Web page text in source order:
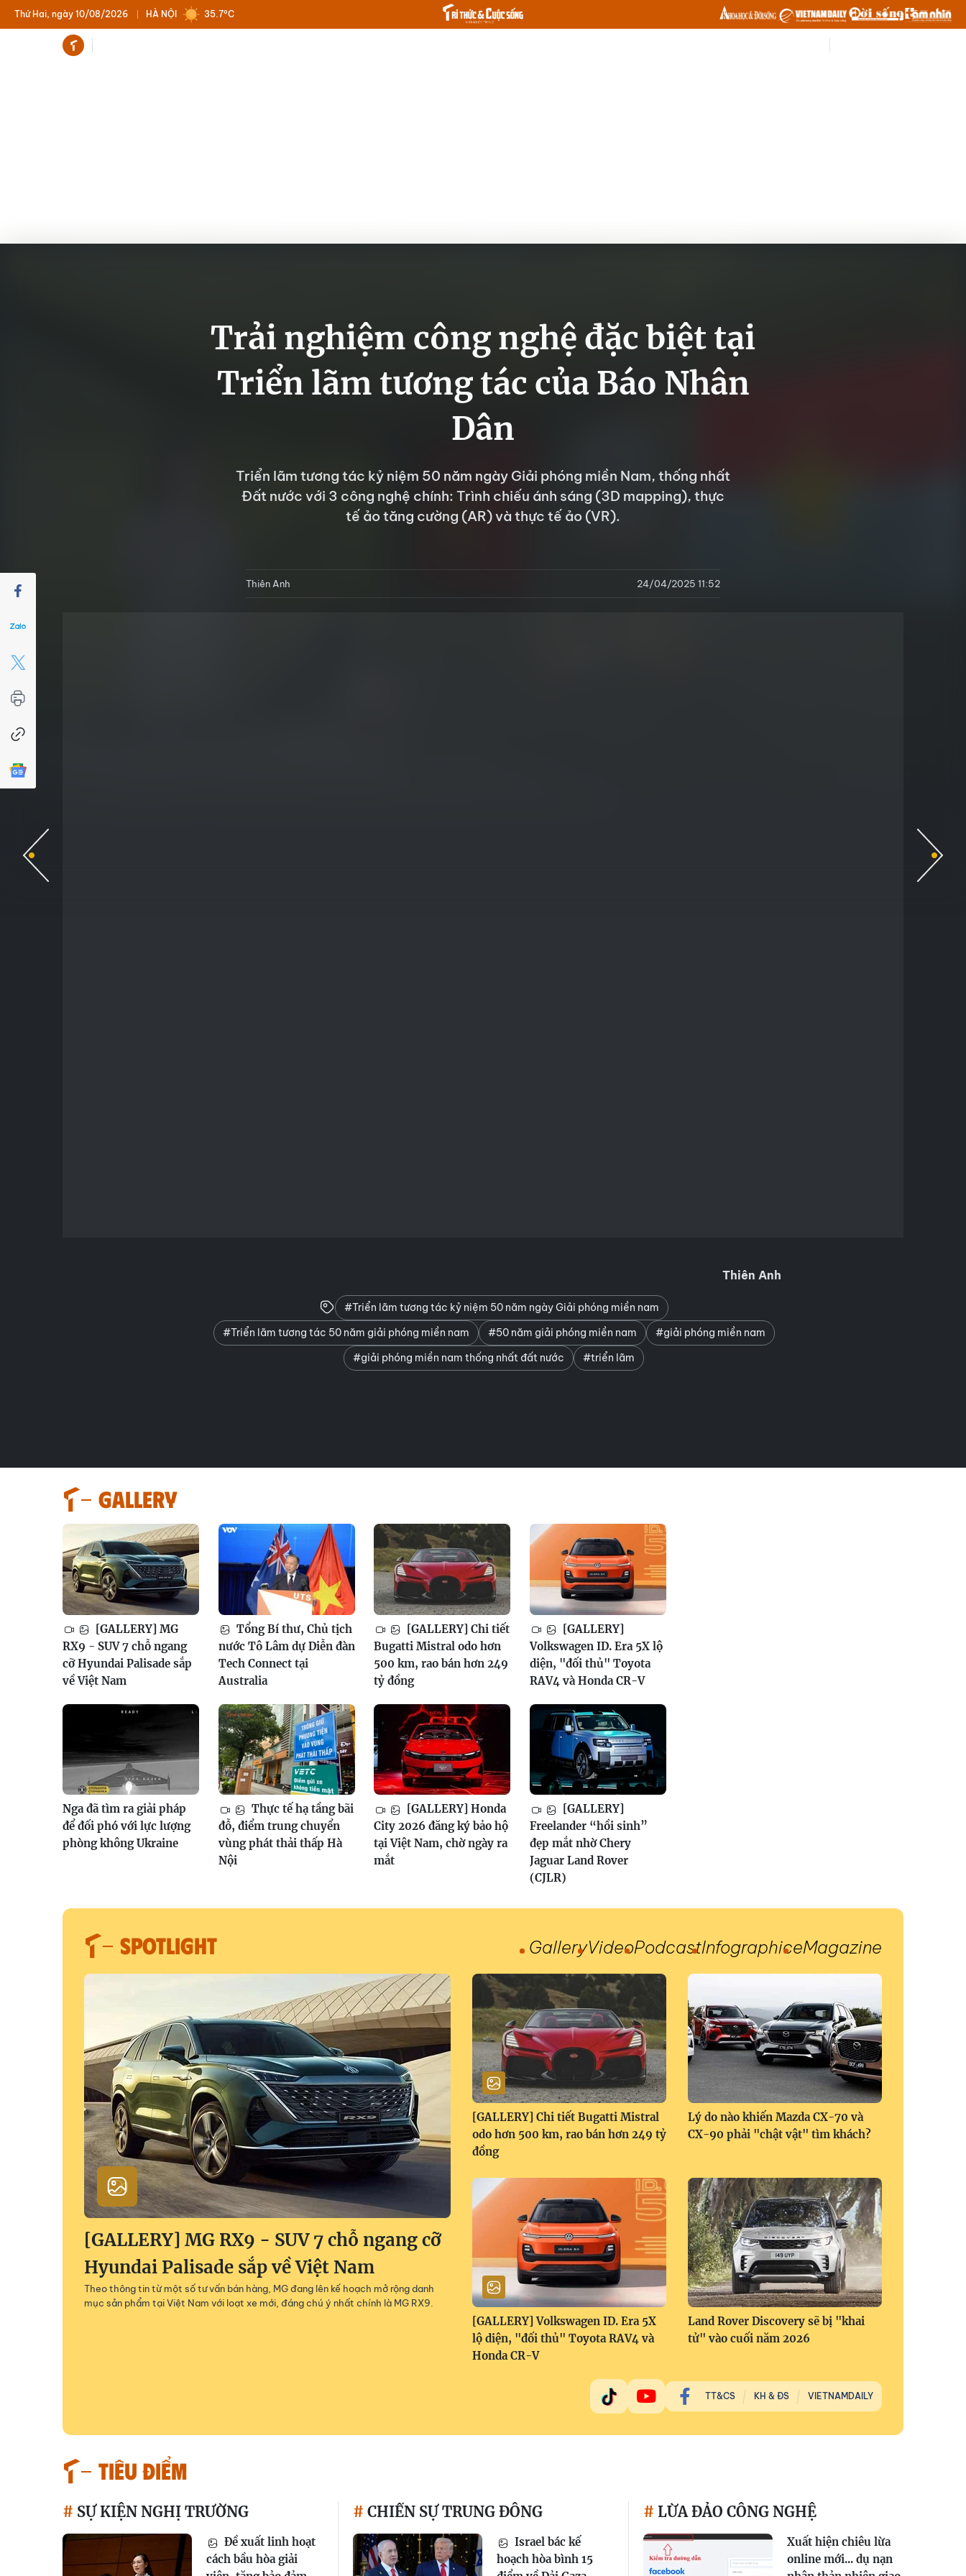
HÀ NỘI
Thứ Hai, ngày 10/08/2026 35.7°C
Trending
Trải nghiệm công nghệ đặc biệt tại
Triển lãm tương tác của Báo Nhân
Dân
Triển lãm tương tác kỷ niệm 50 năm ngày Giải phóng miền Nam, thống nhất
Đất nước với 3 công nghệ chính: Trình chiếu ánh sáng (3D mapping), thực
tế ảo tăng cường (AR) và thực tế ảo (VR).
Thiên Anh 24/04/2025 11:52
Thiên Anh
#Triển lãm tương tác kỷ niệm 50 năm ngày Giải phóng miền nam
#Triển lãm tương tác 50 năm giải phóng miền nam
#50 năm giải phóng miền nam
#giải phóng miền nam
#giải phóng miền nam thống nhất đất nước
#triển lãm
GALLERY
[GALLERY] MG
RX9 - SUV 7 chỗ ngang
cỡ Hyundai Palisade sắp
về Việt Nam
Tổng Bí thư, Chủ tịch
nước Tô Lâm dự Diễn đàn
Tech Connect tại
Australia
[GALLERY] Chi tiết
Bugatti Mistral odo hơn
500 km, rao bán hơn 249
tỷ đồng
[GALLERY]
Volkswagen ID. Era 5X lộ
diện, "đối thủ" Toyota
RAV4 và Honda CR-V
Nga đã tìm ra giải pháp
để đối phó với lực lượng
phòng không Ukraine
Thực tế hạ tầng bãi
đỗ, điểm trung chuyển
vùng phát thải thấp Hà
Nội
[GALLERY] Honda
City 2026 đăng ký bảo hộ
tại Việt Nam, chờ ngày ra
mắt
[GALLERY]
Freelander “hồi sinh”
đẹp mắt nhờ Chery
Jaguar Land Rover
(CJLR)
SPOTLIGHT GalleryVideoPodcastInfographiceMagazine
[GALLERY] MG RX9 - SUV 7 chỗ ngang cỡ
Hyundai Palisade sắp về Việt Nam
Theo thông tin từ một số tư vấn bán hàng, MG đang lên kế hoạch mở rộng danh
mục sản phẩm tại Việt Nam với loạt xe mới, đáng chú ý nhất chính là MG RX9.
[GALLERY] Chi tiết Bugatti Mistral
odo hơn 500 km, rao bán hơn 249 tỷ
đồng
Lý do nào khiến Mazda CX-70 và
CX-90 phải "chật vật" tìm khách?
[GALLERY] Volkswagen ID. Era 5X
lộ diện, "đối thủ" Toyota RAV4 và
Honda CR-V
Land Rover Discovery sẽ bị "khai
tử" vào cuối năm 2026
TT&CS KH & ĐS VIETNAMDAILY
TIÊU ĐIỂM
SỰ KIỆN NGHỊ TRƯỜNG
Đề xuất linh hoạt
cách bầu hòa giải
CHIẾN SỰ TRUNG ĐÔNG
Israel bác kế
hoạch hòa bình 15
LỪA ĐẢO CÔNG NGHỆ
Xuất hiện chiêu lừa
online mới... dụ nạn